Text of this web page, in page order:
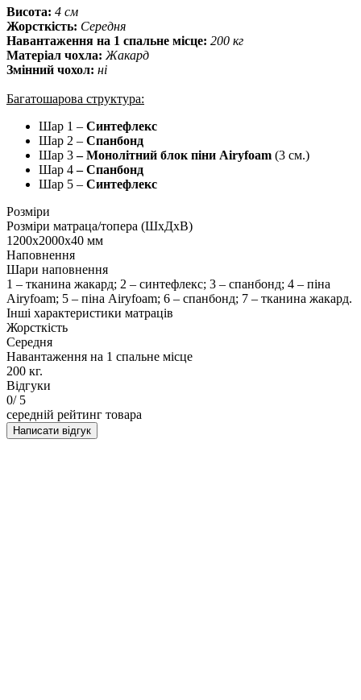
Висота: 4 см
Жорсткість: Середня
Навантаження на 1 спальне місце: 200 кг
Матеріал чохла: Жакард
Змінний чохол: ні
Багатошарова структура:
Шар 1 – Синтефлекс
Шар 2 – Спанбонд
Шар 3–Монолітний блок піни Airyfoam (3 см.)
Шар 4– Спанбонд
Шар 5 – Синтефлекс
Розміри
Розміри матраца/топера (ШхДхВ)
1200х2000х40 мм
Наповнення
Шари наповнення
1 – тканина жакард; 2 – синтефлекс; 3 – спанбонд; 4 – піна
Airyfoam; 5 – піна Airyfoam; 6 – спанбонд; 7 – тканина жакард.
Інші характеристики матраців
Жорсткість
Середня
Навантаження на 1 спальне місце
200 кг.
Відгуки
0/ 5
середній рейтинг товара
Написати відгук